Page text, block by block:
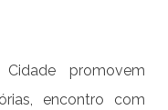
promovem
encontro com